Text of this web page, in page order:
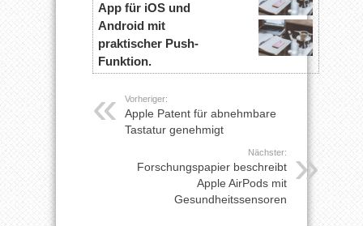
App für iOS und
Android mit
praktischer Push-
Funktion.
Vorheriger:
Apple Patent für abnehmbare
Tastatur genehmigt
Nächster:
Forschungspapier beschreibt
Apple AirPods mit
Gesundheitssensoren